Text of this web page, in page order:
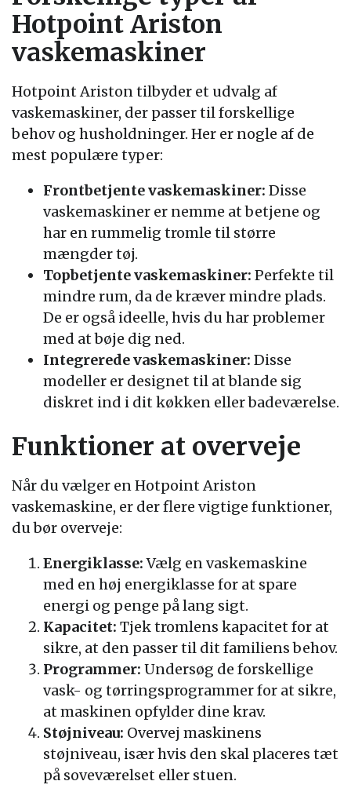
Hotpoint Ariston
vaskemaskiner
Hotpoint Ariston tilbyder et udvalg af
vaskemaskiner, der passer til forskellige
behov og husholdninger. Her er nogle af de
mest populære typer:
Frontbetjente vaskemaskiner: Disse
vaskemaskiner er nemme at betjene og
har en rummelig tromle til større
mængder tøj.
Topbetjente vaskemaskiner: Perfekte til
mindre rum, da de kræver mindre plads.
De er også ideelle, hvis du har problemer
med at bøje dig ned.
Integrerede vaskemaskiner: Disse
modeller er designet til at blande sig
diskret ind i dit køkken eller badeværelse.
Funktioner at overveje
Når du vælger en Hotpoint Ariston
vaskemaskine, er der flere vigtige funktioner,
du bør overveje:
Energiklasse:Vælg en vaskemaskine
med en høj energiklasse for at spare
energi og penge på lang sigt.
Kapacitet: Tjek tromlens kapacitet for at
sikre, at den passer til dit familiens behov.
Programmer: Undersøg de forskellige
vask- og tørringsprogrammer for at sikre,
at maskinen opfylder dine krav.
Støjniveau: Overvej maskinens
støjniveau, især hvis den skal placeres tæt
på soveværelset eller stuen.